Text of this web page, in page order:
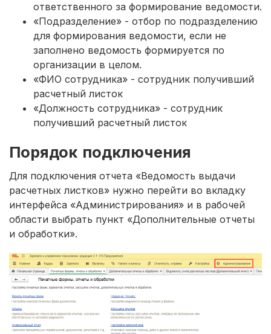
ответственного за формирование ведомости.
«Подразделение» - отбор по подразделению
для формирования ведомости, если не
заполнено ведомость формируется по
организации в целом.
«ФИО сотрудника» - сотрудник получивший
расчетный листок
«Должность сотрудника» - сотрудник
получивший расчетный листок
Порядок подключения
Для подключения отчета «Ведомость выдачи
расчетных листков» нужно перейти во вкладку
интерфейса «Администрирования» и в рабочей
области выбрать пункт «Дополнительные отчеты
и обработки».